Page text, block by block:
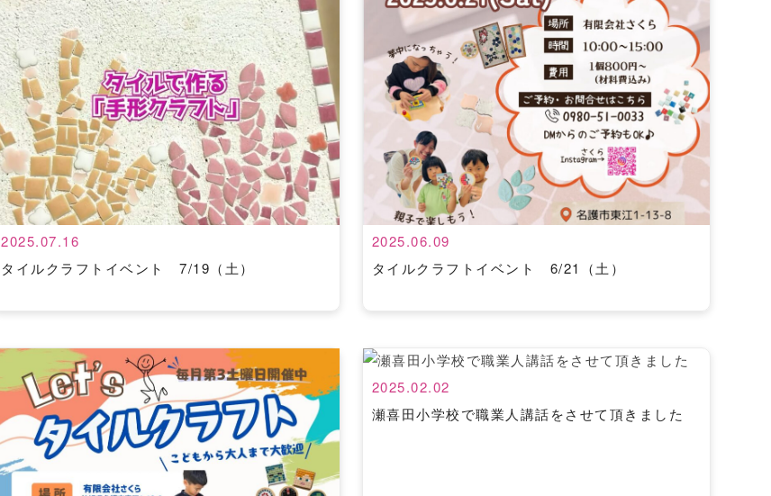
2025.07.16
タイルクラフトイベント 7/19（土）
2025.06.09
タイルクラフトイベント 6/21（土）
2025.02.02
瀬喜田小学校で職業人講話をさせて頂きました